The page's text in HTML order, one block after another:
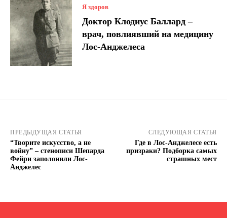
Я здоров
Доктор Клодиус Баллард –
врач, повлиявший на медицину
Лос-Анджелеса
ПРЕДЫДУЩАЯ СТАТЬЯ
“Творите искусство, а не
войну” – стенописи Шепарда
Фейри заполонили Лос-
Анджелес
СЛЕДУЮЩАЯ СТАТЬЯ
Где в Лос-Анджелесе есть
призраки? Подборка самых
страшных мест